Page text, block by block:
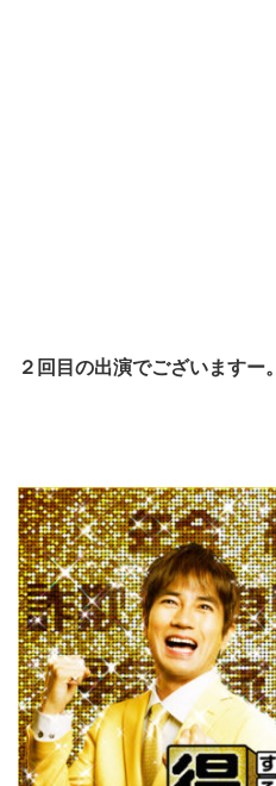
２回目の出演でございますー。